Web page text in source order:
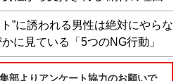
”に誘われる男性は絶対にやらな
に見ている「5つのNG行動」